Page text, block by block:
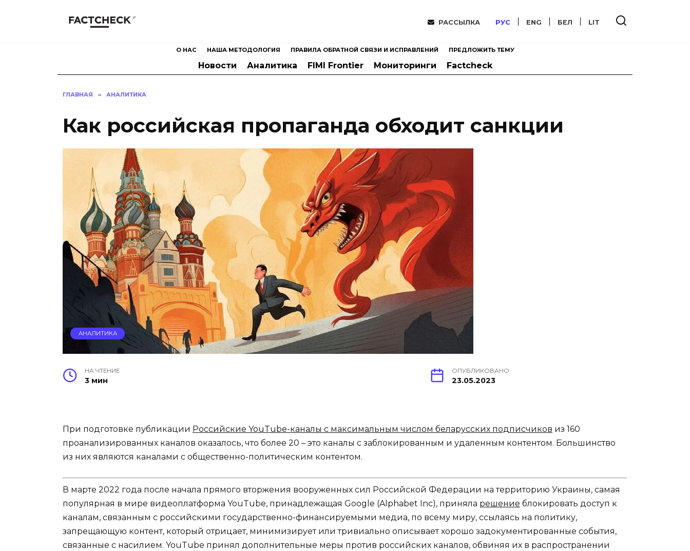
РАССЫЛКА РУС ENG БЕЛ LIT
О НАС НАША МЕТОДОЛОГИЯ ПРАВИЛА ОБРАТНОЙ СВЯЗИ И ИСПРАВЛЕНИЙ ПРЕДЛОЖИТЬ ТЕМУ
Новости Аналитика FIMI Frontier Мониторинги Factcheck
ГЛАВНАЯ » АНАЛИТИКА
Как российская пропаганда обходит санкции
АНАЛИТИКА
НА ЧТЕНИЕ
3 мин
ОПУБЛИКОВАНО
23.05.2023
При подготовке публикации Российские YouTube-каналы с максимальным числом беларусских подписчиков из 160
проанализированных каналов оказалось, что более 20 – это каналы с заблокированным и удаленным контентом. Большинство
из них являются каналами с общественно-политическим контентом.
В марте 2022 года после начала прямого вторжения вооруженных сил Российской Федерации на территорию Украины, cамая
популярная в мире видеоплатформа YouTube, принадлежащая Google (Alphabet Inc), приняла решение блокировать доступ к
каналам, связанным с российскими государственно-финансируемыми медиа, по всему миру, ссылаясь на политику,
запрещающую контент, который отрицает, минимизирует или тривиально описывает хорошо задокументированные события,
связанные с насилием. YouTube принял дополнительные меры против российских каналов, обвиняя их в распространении